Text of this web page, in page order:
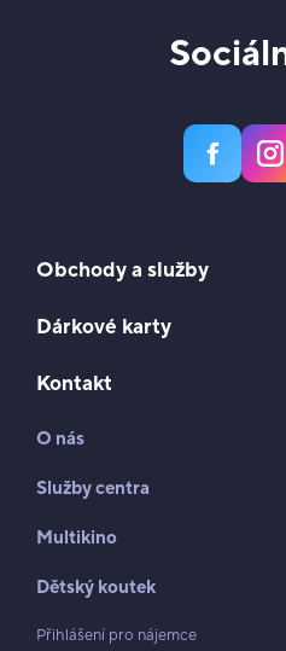
Obchody a služby
Dárkové karty
Kontakt
O nás
Služby centra
Multikino
Dětský koutek
Přihlášení pro nájemce